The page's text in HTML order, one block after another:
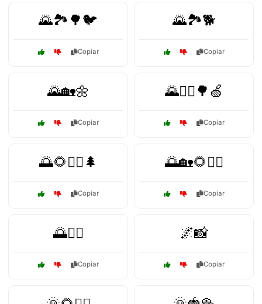
🌄🏞️🌳🐦
Copiar
🌄🏞️🐕
Copiar
🌄🏡🌼
Copiar
🌄🚴‍♂️🌳🍏
Copiar
🌅🌻🚴‍♀️🌲
Copiar
🌅🏡🌻🚴‍♀️
Copiar
🌅🚶‍♂️
Copiar
🌌📸
Copiar